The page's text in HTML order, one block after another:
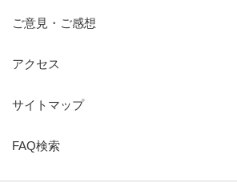
ご意見・ご感想
アクセス
サイトマップ
FAQ検索